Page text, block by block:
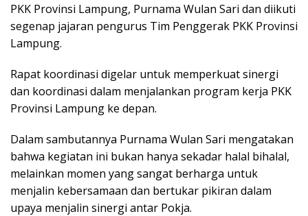
PKK Provinsi Lampung, Purnama Wulan Sari dan diikuti
segenap jajaran pengurus Tim Penggerak PKK Provinsi
Lampung.
Rapat koordinasi digelar untuk memperkuat sinergi
dan koordinasi dalam menjalankan program kerja PKK
Provinsi Lampung ke depan.
Dalam sambutannya Purnama Wulan Sari mengatakan
bahwa kegiatan ini bukan hanya sekadar halal bihalal,
melainkan momen yang sangat berharga untuk
menjalin kebersamaan dan bertukar pikiran dalam
upaya menjalin sinergi antar Pokja.